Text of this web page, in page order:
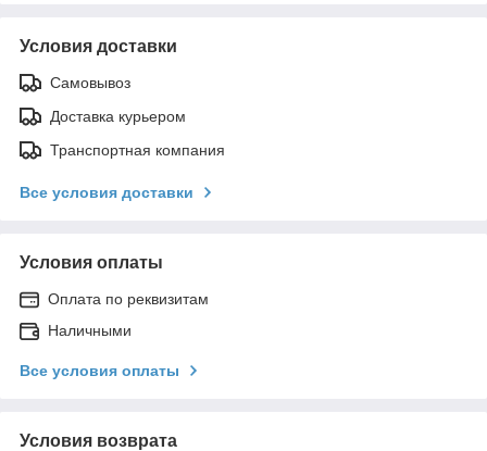
Условия доставки
Самовывоз
Доставка курьером
Транспортная компания
Все условия доставки
Условия оплаты
Оплата по реквизитам
Наличными
Все условия оплаты
Условия возврата